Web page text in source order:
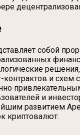
собой
и схем
и
развитием
криптовалют.